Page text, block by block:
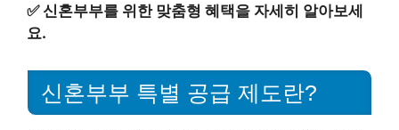
✅신혼부부를 위한 맞춤형 혜택을 자세히 알아보세
요.
신혼부부 특별 공급 제도란?